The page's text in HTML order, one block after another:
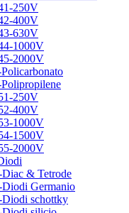
250V
400V
630V
1000V
2000V
250V
400V
1000V
1500V
2000V
& Tetrode
Germanio
schottky